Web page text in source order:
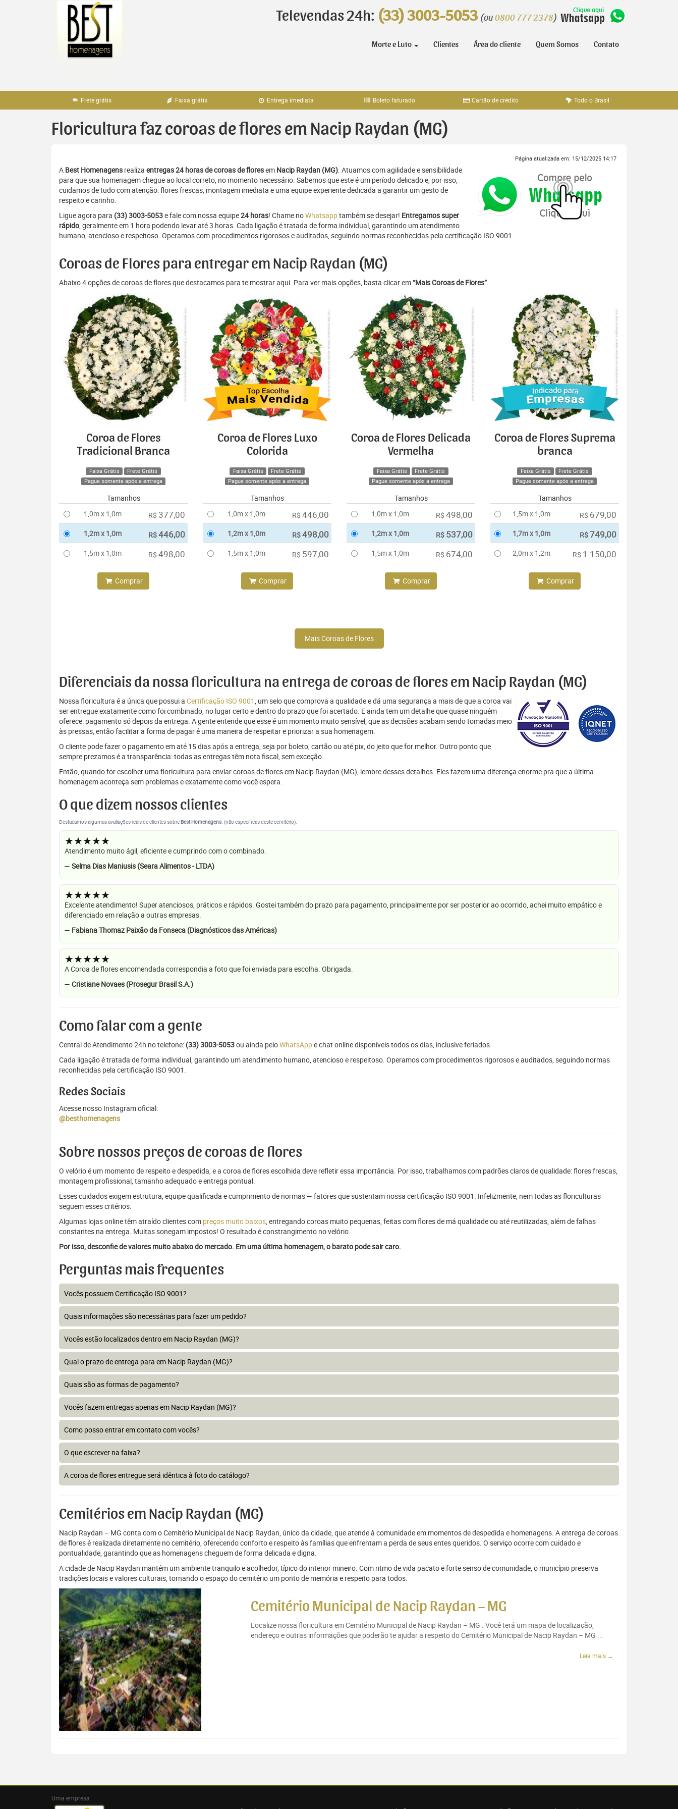
Televendas 24h: (33) 3003-5053 (ou 0800 777 2378)
Morte e Luto Clientes Área do cliente Quem Somos Contato
Frete grátis Faixa grátis Entrega imediata Boleto faturado Cartão de crédito Todo o Brasil
Floricultura faz coroas de flores em Nacip Raydan (MG)
Página atualizada em: 15/12/2025 14:17
A Best Homenagens realiza entregas 24 horas de coroas de floresem Nacip Raydan (MG). Atuamos com agilidade e sensibilidade
para que sua homenagem chegue ao local correto, no momento necessário. Sabemos que este é um período delicado e, por isso,
cuidamos de tudo com atenção: flores frescas, montagem imediata e uma equipe experiente dedicada a garantir um gesto de
respeito e carinho.
Ligue agora para (33) 3003-5053e fale com nossa equipe24 horas! Chame noWhatsapptambém se desejar! Entregamos super
rápido, geralmente em 1 hora podendo levar até 3 horas. Cada ligação é tratada de forma individual, garantindo um atendimento
humano, atencioso e respeitoso. Operamos com procedimentos rigorosos e auditados, seguindo normas reconhecidas pela certificação ISO 9001.
Coroas de Flores para entregar em Nacip Raydan (MG)
Abaixo 4 opções de coroas de flores que destacamos para te mostrar aqui. Para ver mais opções, basta clicar em“Mais Coroas de Flores”.
Coroa de Flores
Tradicional Branca
Faixa Grátis
Frete Grátis
Pague somente após a entrega
Tamanhos
1,0m x 1,0m
R$ 377,00
1,2m x 1,0m R$446,00
1,5m x 1,0m R$ 498,00
Comprar
Coroa de Flores Luxo
Colorida
Faixa Grátis
Frete Grátis
Pague somente após a entrega
Tamanhos
1,0m x 1,0m
R$ 446,00
1,2m x 1,0m R$498,00
1,5m x 1,0m R$ 597,00
Comprar
Coroa de Flores Delicada
Vermelha
Faixa Grátis
Frete Grátis
Pague somente após a entrega
Tamanhos
1,0m x 1,0m
R$ 498,00
1,2m x 1,0m R$ 537,00
1,5m x 1,0m R$ 674,00
Comprar
Coroa de Flores Suprema
branca
Faixa Grátis
Frete Grátis
Pague somente após a entrega
Tamanhos
1,5m x 1,0m
R$ 679,00
1,7m x 1,0m R$749,00
2,0m x 1,2m R$ 1.150,00
Comprar
Mais Coroas de Flores
Diferenciais da nossa floricultura na entrega de coroas de flores em Nacip Raydan (MG)
Nossa floricultura é a única que possui a Certificação ISO 9001, um selo que comprova a qualidade e dá uma segurança a mais de que a coroa vai
ser entregue exatamente como foi combinado, no lugar certo e dentro do prazo que foi acertado. E ainda tem um detalhe que quase ninguém
oferece: pagamento só depois da entrega. A gente entende que esse é um momento muito sensível, que as decisões acabam sendo tomadas meio
às pressas, então facilitar a forma de pagar é uma maneira de respeitar e priorizar a sua homenagem.
O cliente pode fazer o pagamento em até 15 dias após a entrega, seja por boleto, cartão ou até pix, do jeito que for melhor. Outro ponto que
sempre prezamos é a transparência: todas as entregas têm nota fiscal, sem exceção.
Então, quando for escolher uma floricultura para enviar coroas de flores em Nacip Raydan (MG), lembre desses detalhes. Eles fazem uma diferença enorme pra que a última
homenagem aconteça sem problemas e exatamente como você espera.
O que dizem nossos clientes
Destacamos algumas avaliações reais de clientes sobreBest Homenagens. (não específicas deste cemitério).
★★★★★
Atendimento muito ágil, eficiente e cumprindo com o combinado.
— Selma Dias Maniusis (Seara Alimentos - LTDA)
★★★★★
Excelente atendimento! Super atenciosos, práticos e rápidos. Gostei também do prazo para pagamento, principalmente por ser posterior ao ocorrido, achei muito empático e
diferenciado em relação a outras empresas.
— Fabiana Thomaz Paixão da Fonseca (Diagnósticos das Américas)
★★★★★
A Coroa de flores encomendada correspondia a foto que foi enviada para escolha. Obrigada.
— Cristiane Novaes (Prosegur Brasil S.A.)
Como falar com a gente
Central de Atendimento 24h no telefone: (33) 3003-5053ou ainda peloWhatsAppe chat online disponíveis todos os dias, inclusive feriados.
Cada ligação é tratada de forma individual, garantindo um atendimento humano, atencioso e respeitoso. Operamos com procedimentos rigorosos e auditados, seguindo normas
reconhecidas pela certificação ISO 9001.
Redes Sociais
Acesse nosso Instagram oficial:
@besthomenagens
Sobre nossos preços de coroas de flores
O velório é um momento de respeito e despedida, e a coroa de flores escolhida deve refletir essa importância. Por isso, trabalhamos com padrões claros de qualidade: flores frescas,
montagem profissional, tamanho adequado e entrega pontual.
Esses cuidados exigem estrutura, equipe qualificada e cumprimento de normas — fatores que sustentam nossa certificação ISO 9001. Infelizmente, nem todas as floriculturas
seguem esses critérios.
Algumas lojas online têm atraído clientes com preços muito baixos, entregando coroas muito pequenas, feitas com flores de má qualidade ou até reutilizadas, além de falhas
constantes na entrega. Muitas sonegam impostos! O resultado é constrangimento no velório.
Por isso, desconfie de valores muito abaixo do mercado. Em uma última homenagem, o barato pode sair caro.
Perguntas mais frequentes
Vocês possuem Certificação ISO 9001?
Quais informações são necessárias para fazer um pedido?
Vocês estão localizados dentro em Nacip Raydan (MG)?
Qual o prazo de entrega para em Nacip Raydan (MG)?
Quais são as formas de pagamento?
Vocês fazem entregas apenas em Nacip Raydan (MG)?
Como posso entrar em contato com vocês?
O que escrever na faixa?
A coroa de flores entregue será idêntica à foto do catálogo?
Cemitérios em Nacip Raydan (MG)
Nacip Raydan – MG conta com o Cemitério Municipal de Nacip Raydan, único da cidade, que atende à comunidade em momentos de despedida e homenagens. A entrega de coroas
de flores é realizada diretamente no cemitério, oferecendo conforto e respeito às famílias que enfrentam a perda de seus entes queridos. O serviço ocorre com cuidado e
pontualidade, garantindo que as homenagens cheguem de forma delicada e digna.
A cidade de Nacip Raydan mantém um ambiente tranquilo e acolhedor, típico do interior mineiro. Com ritmo de vida pacato e forte senso de comunidade, o município preserva
tradições locais e valores culturais, tornando o espaço do cemitério um ponto de memória e respeito para todos.
Cemitério Municipal de Nacip Raydan – MG
Localize nossa floricultura em Cemitério Municipal de Nacip Raydan – MG . Você terá um mapa de localização,
endereço e outras informações que poderão te ajudar a respeito do Cemitério Municipal de Nacip Raydan – MG ...
Leia mais →
Uma empresa